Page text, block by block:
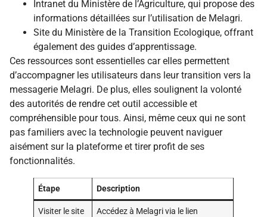
Intranet du Ministère de l’Agriculture, qui propose des
informations détaillées sur l’utilisation de Melagri.
Site du Ministère de la Transition Ecologique, offrant
également des guides d’apprentissage.
Ces ressources sont essentielles car elles permettent
d’accompagner les utilisateurs dans leur transition vers la
messagerie Melagri. De plus, elles soulignent la volonté
des autorités de rendre cet outil accessible et
compréhensible pour tous. Ainsi, même ceux qui ne sont
pas familiers avec la technologie peuvent naviguer
aisément sur la plateforme et tirer profit de ses
fonctionnalités.
Étape Description
Visiter le site
Accédez à Melagri via le lien